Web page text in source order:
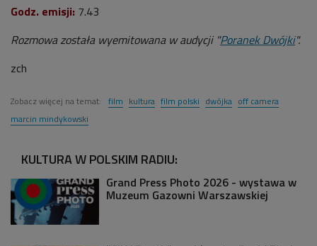
Godz. emisji: 7.43
Rozmowa została wyemitowana w audycji "Poranek Dwójki".
zch
Zobacz więcej na temat: film kultura film polski dwójka off camera
marcin mindykowski
KULTURA W POLSKIM RADIU:
Grand Press Photo 2026 - wystawa w
Muzeum Gazowni Warszawskiej